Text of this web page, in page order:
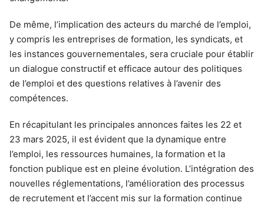
De même, l’implication des acteurs du marché de l’emploi,
y compris les entreprises de formation, les syndicats, et
les instances gouvernementales, sera cruciale pour établir
un dialogue constructif et efficace autour des politiques
de l’emploi et des questions relatives à l’avenir des
compétences.
En récapitulant les principales annonces faites les 22 et
23 mars 2025, il est évident que la dynamique entre
l’emploi, les ressources humaines, la formation et la
fonction publique est en pleine évolution. L’intégration des
nouvelles réglementations, l’amélioration des processus
de recrutement et l’accent mis sur la formation continue